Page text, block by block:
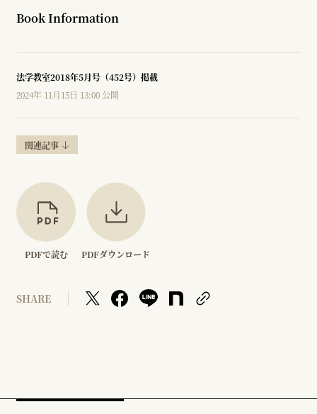
Book Information
法学教室2018年5月号（452号）掲載
2024年 11月15日 13:00 公開
関連記事
PDFで読む PDFダウンロード
SHARE